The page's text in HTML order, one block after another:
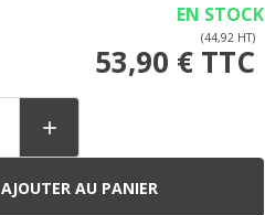
EN STOCK
(44,92 HT)
53,90 € TTC

AJOUTER AU PANIER